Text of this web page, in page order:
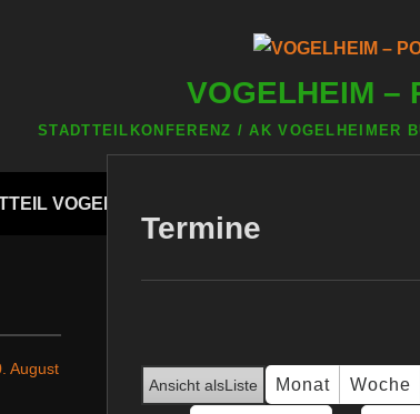
VOGELHEIM –
STADTTEILKONFERENZ / AK VOGELHEIMER
VOGELHEIM
Termine
Ansicht alsListe Monat Woche
August